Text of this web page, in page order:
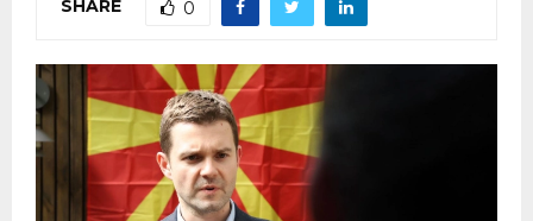
SHARE 0